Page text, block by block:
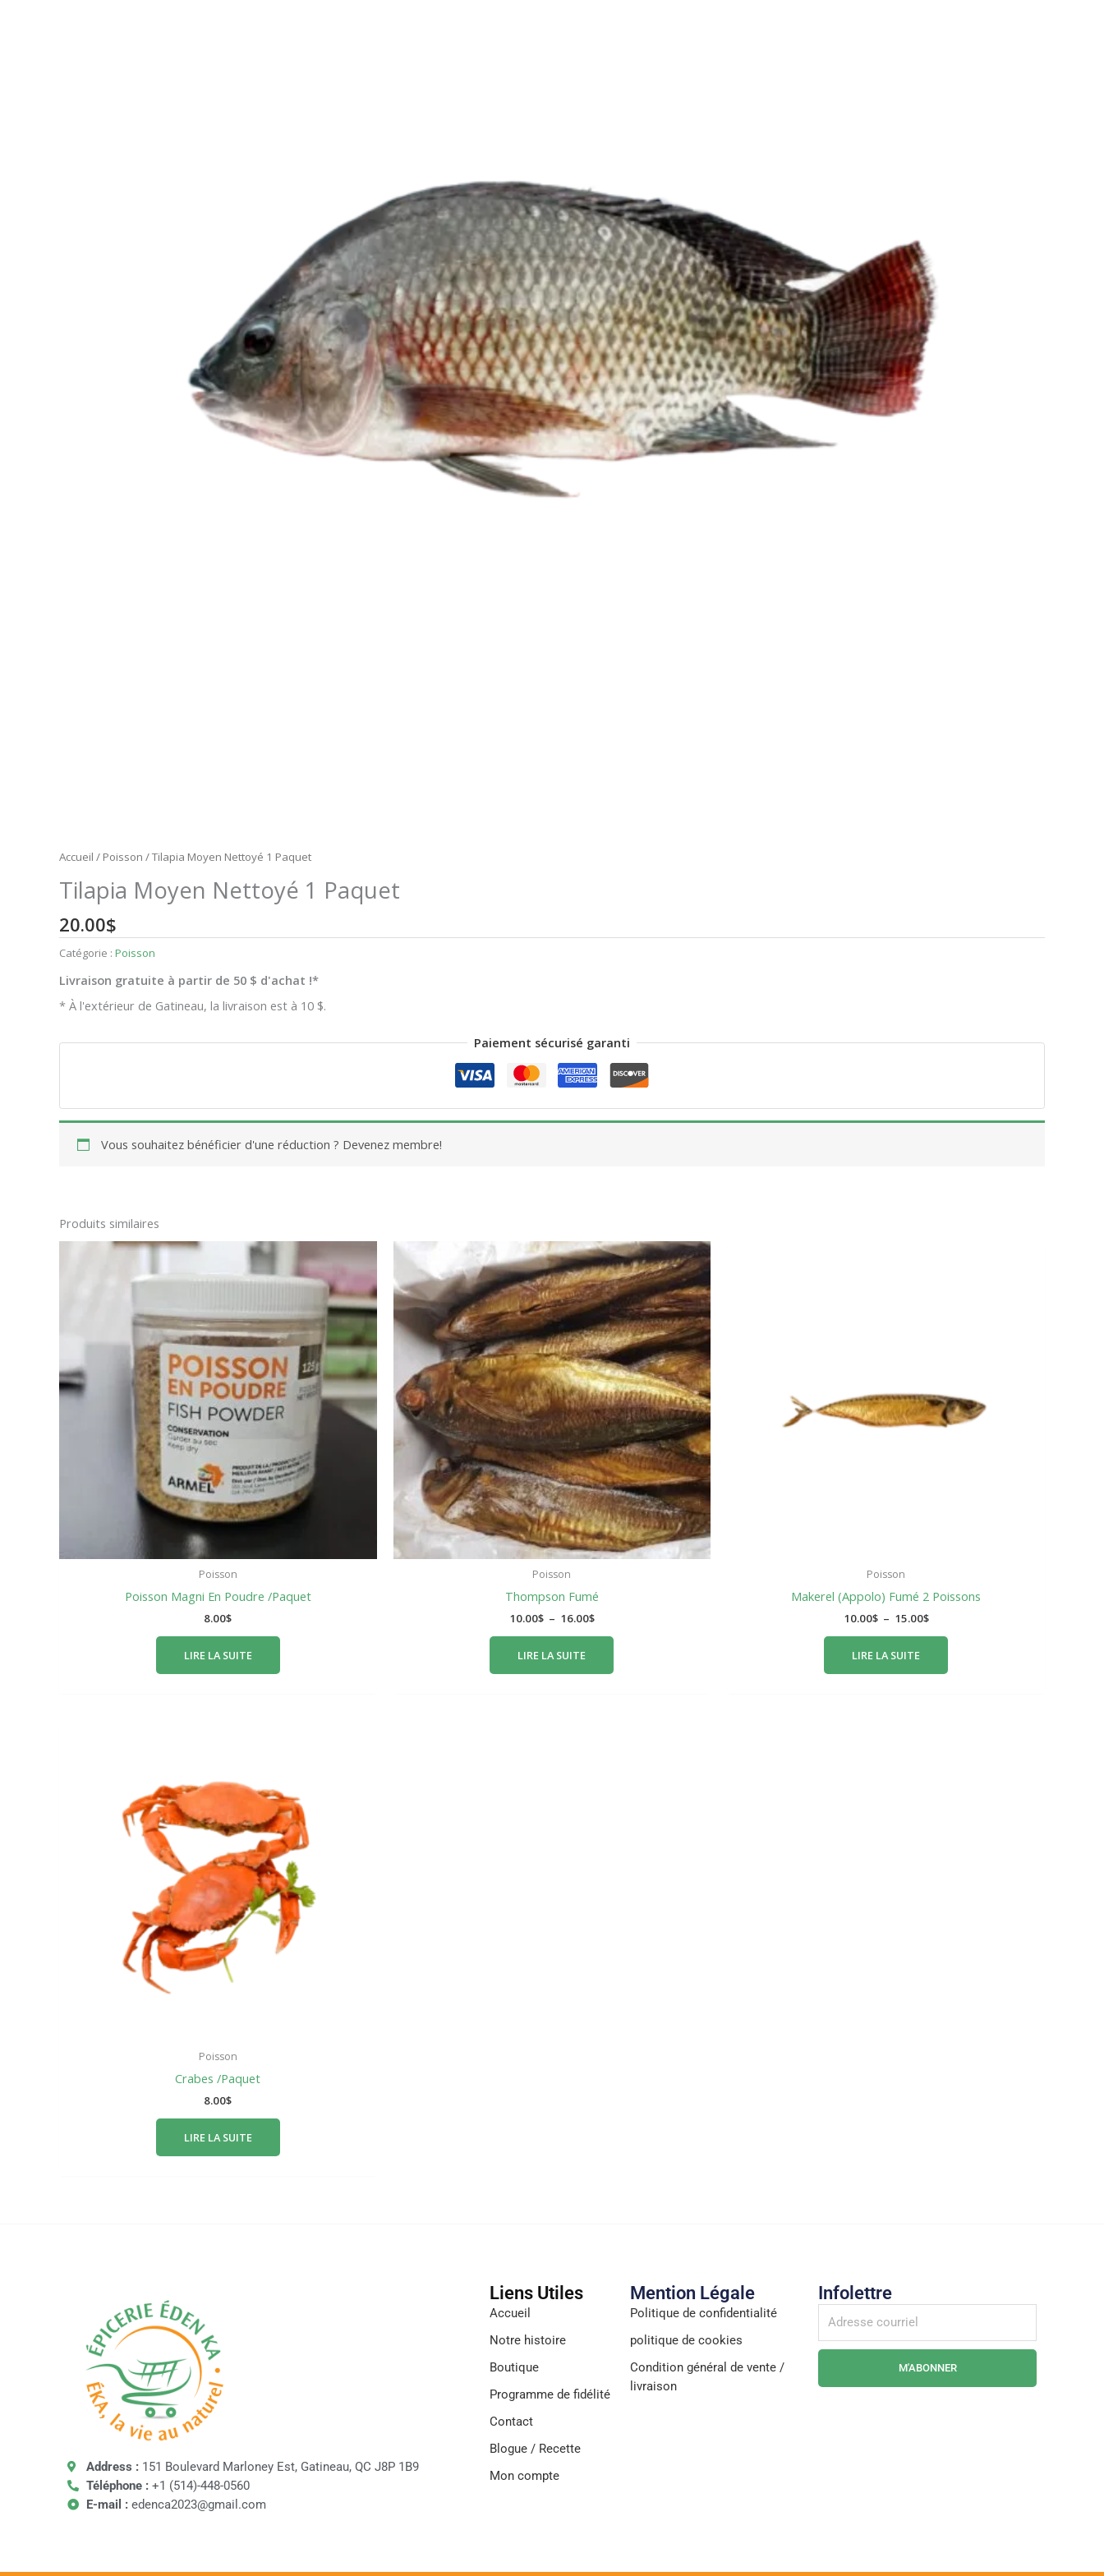
Accueil / Poisson / Tilapia Moyen Nettoyé 1 Paquet
Tilapia Moyen Nettoyé 1 Paquet
20.00$
Catégorie : Poisson
Livraison gratuite à partir de 50 $ d'achat !*
* À l'extérieur de Gatineau, la livraison est à 10 $.
Paiement sécurisé garanti
Vous souhaitez bénéficier d'une réduction ? Devenez membre!
Produits similaires
Poisson
Poisson Magni En Poudre /Paquet
8.00$
LIRE LA SUITE
Poisson
Thompson Fumé
10.00$ – 16.00$
Plage
de
prix :
10.00$
à
16.00$
LIRE LA SUITE
Poisson
Makerel (Appolo) Fumé 2 Poissons
10.00$ – 15.00$
LIRE LA SUITE
Poisson
Crabes /Paquet
8.00$
LIRE LA SUITE
Address :151 Boulevard Marloney Est, Gatineau, QC J8P 1B9
Téléphone :+1 (514)-448-0560
E-mail : edenca2023@gmail.com
Liens Utiles
Accueil
Notre histoire
Boutique
Programme de fidélité
Contact
Blogue / Recette
Mon compte
Mention Légale
Politique de confidentialité
politique de cookies
Condition général de vente /
livraison
Infolettre
M'ABONNER